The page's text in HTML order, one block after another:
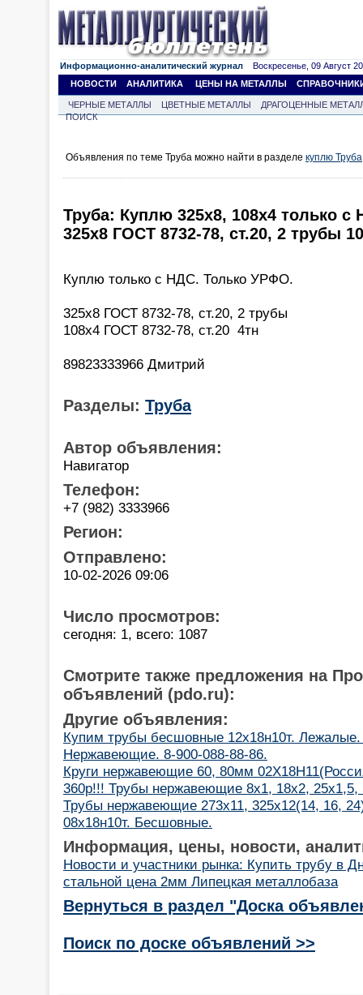
Информационно-аналитический журнал Воскресенье, 09 Август
НОВОСТИ
АНАЛИТИКА ЦЕНЫ НА МЕТАЛЛЫ
ЧЕРНЫЕ МЕТАЛЛЫ ЦВЕТНЫЕ МЕТАЛЛЫ
ДРАГОЦЕННЫЕ
ПОИСК
Объявления по теме Труба можно найти в разделе куплю Труба
Труба: Куплю 325х8, 108х4 только
325х8 ГОСТ 8732-78, ст.20, 2 трубы
Куплю только с НДС. Только УРФО.
325х8 ГОСТ 8732-78, ст.20, 2 трубы
108х4 ГОСТ 8732-78, ст.20 4тн
89823333966 Дмитрий
Разделы: Труба
Автор объявления:
Навигатор
Телефон:
+7 (982) 3333966
Регион:
Отправлено:
10-02-2026 09:06
Число просмотров:
сегодня: 1, всего: 1087
Смотрите также предложения на
объявлений (pdo.ru):
Другие объявления:
Купим трубы бесшовные 12х18н10т.
Нержавеющие. 8-900-088-88-86.
Круги нержавеющие 60, 80мм
360р!!! Трубы нержавеющие 8х1, 18х2, 25х1,5,
Трубы нержавеющие 273х11, 325х12(14, 16,
08х18н10т. Бесшовные.
Информация, цены, новости,
Новости и участники рынка: Купить трубу в
стальной цена 2мм Липецкая металлобаза
Вернуться в раздел "Доска
Поиск по доске объявлений >>